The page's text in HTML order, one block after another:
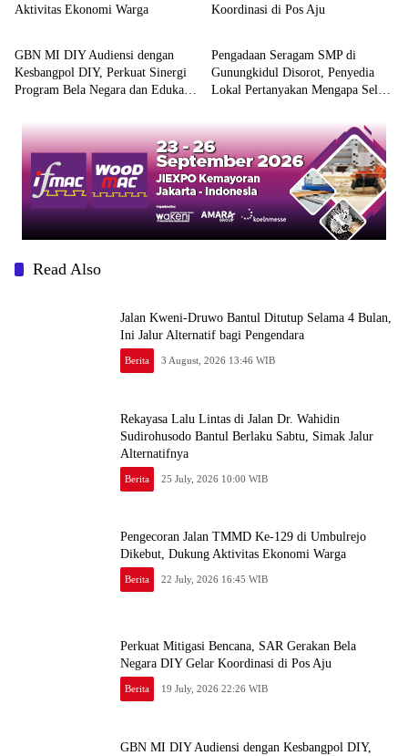
Aktivitas Ekonomi Warga Koordinasi di Pos Aju
Berita
GBN MI DIY Audiensi dengan
Kesbangpol DIY, Perkuat Sinergi
Program Bela Negara dan Edukasi
Berita
Pengadaan Seragam SMP di
Gunungkidul Disorot, Penyedia
Lokal Pertanyakan Mengapa Selalu
Read Also
Jalan Kweni-Druwo Bantul Ditutup Selama 4 Bulan,
Ini Jalur Alternatif bagi Pengendara
Berita 3 August, 2026 13:46 WIB
Rekayasa Lalu Lintas di Jalan Dr. Wahidin
Sudirohusodo Bantul Berlaku Sabtu, Simak Jalur
Alternatifnya
Berita 25 July, 2026 10:00 WIB
Pengecoran Jalan TMMD Ke-129 di Umbulrejo
Dikebut, Dukung Aktivitas Ekonomi Warga
Berita 22 July, 2026 16:45 WIB
Perkuat Mitigasi Bencana, SAR Gerakan Bela
Negara DIY Gelar Koordinasi di Pos Aju
Berita 19 July, 2026 22:26 WIB
GBN MI DIY Audiensi dengan Kesbangpol DIY,